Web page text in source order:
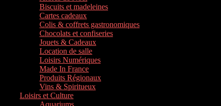
Biscuits et madeleines
Cartes cadeaux
Colis & coffrets gastronomiques
Chocolats et confiseries
Jouets & Cadeaux
Location de salle
Loisirs Numériques
Made In France
Produits Régionaux
Vins & Spiritueux
Loisirs et Culture
Aquariums